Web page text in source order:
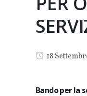
18
Bando per la